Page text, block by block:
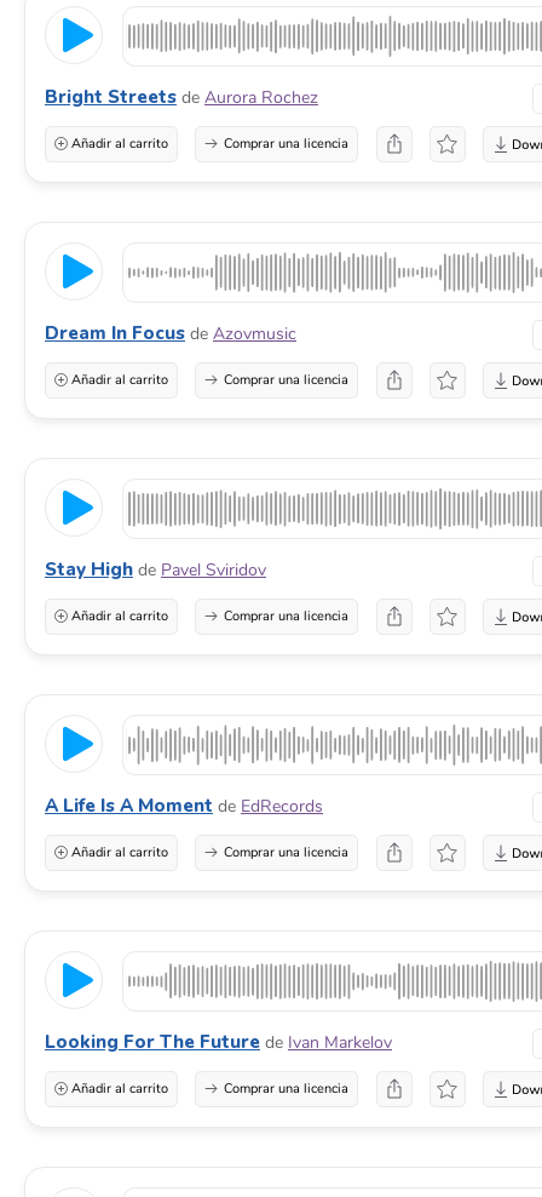
Bright Streets de Aurora Rochez
Añadir al carrito Comprar una licencia
Dream In Focus de Azovmusic
Añadir al carrito Comprar una licencia
Stay High de Pavel Sviridov
Añadir al carrito Comprar una licencia
A Life Is A Moment de EdRecords
Añadir al carrito Comprar una licencia
Looking For The Future de Ivan Markelov
Añadir al carrito Comprar una licencia